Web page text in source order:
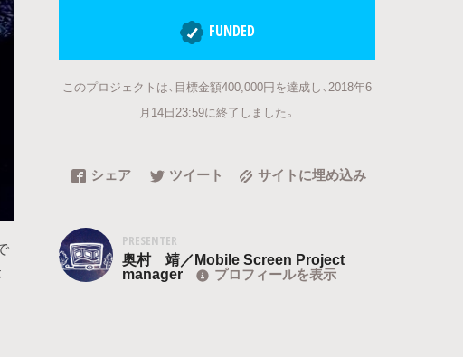
FUNDED
このプロジェクトは、目標金額400,000円を達成し、2018年6
月14日23:59に終了しました。
シェア ツイート サイトに埋め込み
PRESENTER
奥村 靖／Mobile Screen Project
manager プロフィールを表示